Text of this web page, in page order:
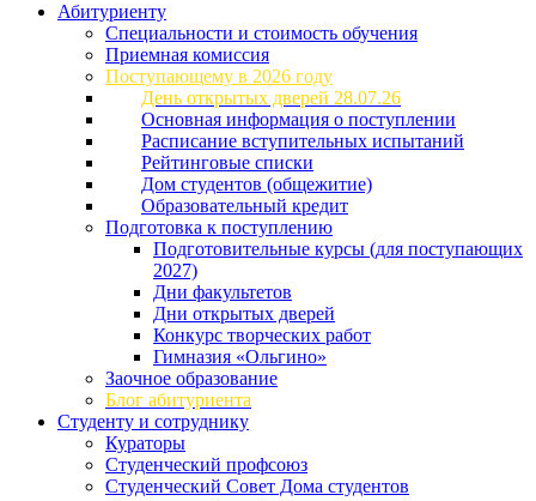
Абитуриенту
Специальности и стоимость обучения
Приемная комиссия
Поступающему в 2026 году
День открытых дверей 28.07.26
Основная информация о поступлении
Расписание вступительных испытаний
Рейтинговые списки
Дом студентов (общежитие)
Образовательный кредит
Подготовка к поступлению
Подготовительные курсы (для поступающих
2027)
Дни факультетов
Дни открытых дверей
Конкурс творческих работ
Гимназия «Ольгино»
Заочное образование
Блог абитуриента
Студенту и сотруднику
Кураторы
Студенческий профсоюз
Студенческий Совет Дома студентов